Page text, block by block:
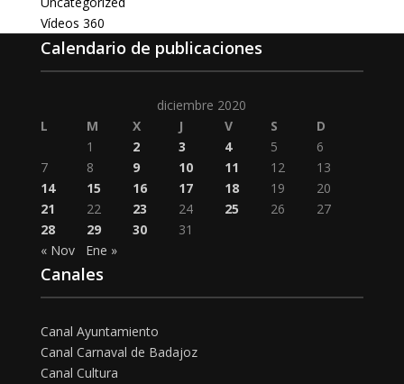
Vídeos 360
Calendario de publicaciones
diciembre 2020
L
M X J V S
D
1
2 3 4 5
6
7
8 9 10 11 12
13
14
15 16 17 18 19
20
21
22 23 24 25 26
27
28
29 30
31
« Nov
Ene »
Canales
Canal Ayuntamiento
Canal Carnaval de Badajoz
Canal Cultura